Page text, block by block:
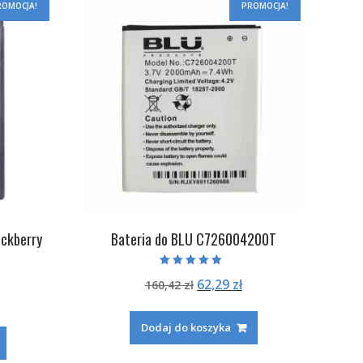
zł.
PROMOCJA!
Bateria do BLU C726004200T
5.00
na 5
160,42zł Pierwotna
wynosiła:
160,42 zł.
62,29 złAktualna
62,29 zł.
Dodaj do koszyka